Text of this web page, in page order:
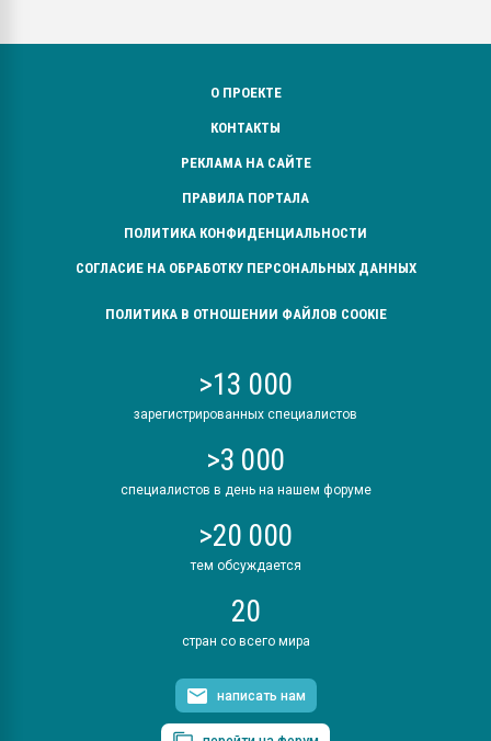
О ПРОЕКТЕ
КОНТАКТЫ
РЕКЛАМА НА САЙТЕ
ПРАВИЛА ПОРТАЛА
ПОЛИТИКА КОНФИДЕНЦИАЛЬНОСТИ
СОГЛАСИЕ НА ОБРАБОТКУ ПЕРСОНАЛЬНЫХ ДАННЫХ
ПОЛИТИКА В ОТНОШЕНИИ ФАЙЛОВ COOKIE
>13 000
зарегистрированных специалистов
>3 000
специалистов в день на нашем форуме
>20 000
тем обсуждается
20
стран со всего мира
написать нам